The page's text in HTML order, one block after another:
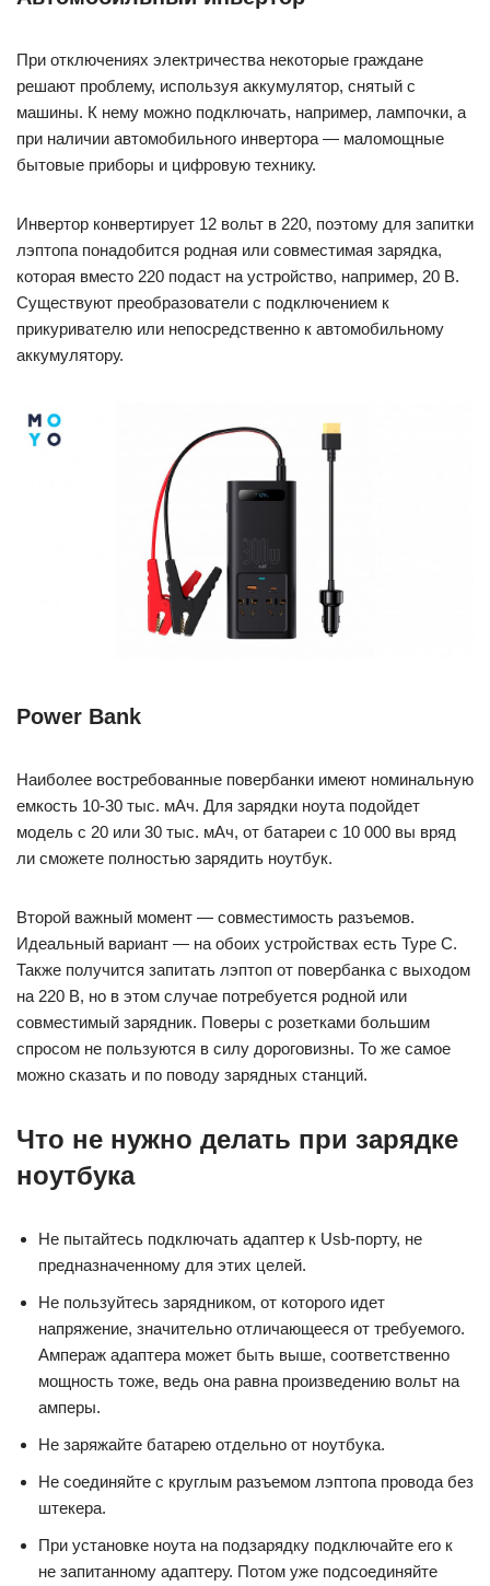
При отключениях электричества некоторые граждане
решают проблему, используя аккумулятор, снятый с
машины. К нему можно подключать, например, лампочки, а
при наличии автомобильного инвертора — маломощные
бытовые приборы и цифровую технику.
Инвертор конвертирует 12 вольт в 220, поэтому для запитки
лэптопа понадобится родная или совместимая зарядка,
которая вместо 220 подаст на устройство, например, 20 В.
Существуют преобразователи с подключением к
прикуривателю или непосредственно к автомобильному
аккумулятору.
Power Bank
Наиболее востребованные повербанки имеют номинальную
емкость 10-30 тыс. мАч. Для зарядки ноута подойдет
модель с 20 или 30 тыс. мАч, от батареи с 10 000 вы вряд
ли сможете полностью зарядить ноутбук.
Второй важный момент — совместимость разъемов.
Идеальный вариант — на обоих устройствах есть Type C.
Также получится запитать лэптоп от повербанка с выходом
на 220 В, но в этом случае потребуется родной или
совместимый зарядник. Поверы с розетками большим
спросом не пользуются в силу дороговизны. То же самое
можно сказать и по поводу зарядных станций.
Что не нужно делать при зарядке
ноутбука
Не пытайтесь подключать адаптер к Usb-порту, не
предназначенному для этих целей.
Не пользуйтесь зарядником, от которого идет
напряжение, значительно отличающееся от требуемого.
Ампераж адаптера может быть выше, соответственно
мощность тоже, ведь она равна произведению вольт на
амперы.
Не заряжайте батарею отдельно от ноутбука.
Не соединяйте с круглым разъемом лэптопа провода без
штекера.
При установке ноута на подзарядку подключайте его к
не запитанному адаптеру. Потом уже подсоединяйте